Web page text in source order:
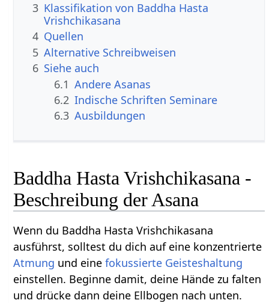
3 Klassifikation von Baddha Hasta
Vrishchikasana
4 Quellen
5 Alternative Schreibweisen
6 Siehe auch
6.1 Andere Asanas
6.2 Indische Schriften Seminare
6.3 Ausbildungen
Baddha Hasta Vrishchikasana -
Beschreibung der Asana
Wenn du Baddha Hasta Vrishchikasana
ausführst, solltest du dich auf eine konzentrierte
Atmung und einefokussierte Geisteshaltung
einstellen. Beginne damit, deine Hände zu falten
und drücke dann deine Ellbogen nach unten.